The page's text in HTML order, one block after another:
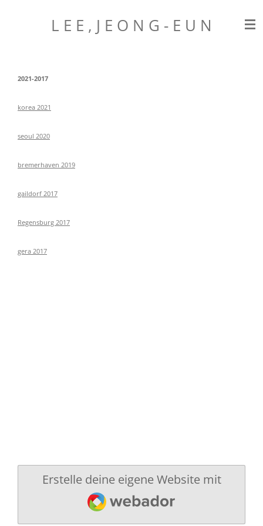
L E E , J E O N G - E U N
2021-2017
korea 2021
seoul 2020
bremerhaven 2019
gaildorf 2017
Regensburg 2017
gera 2017
Erstelle deine eigene Website mit
Webador